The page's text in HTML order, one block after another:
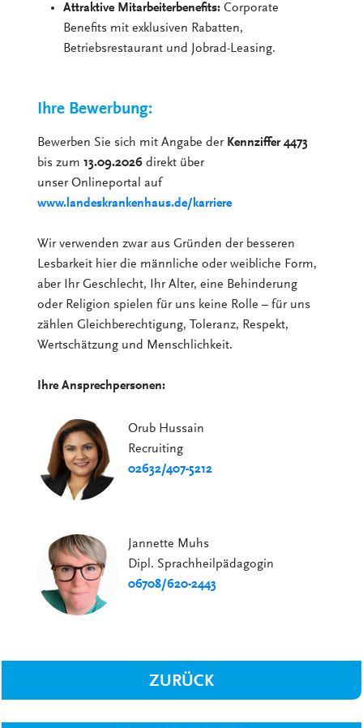
Attraktive Mitarbeiterbenefits: Corporate
Benefits mit exklusiven Rabatten,
Betriebsrestaurant und Jobrad-Leasing.
Ihre Bewerbung:
Bewerben Sie sich mit Angabe der Kennziffer 4473
bis zum13.09.2026 direkt über
unser Onlineportal auf
www.landeskrankenhaus.de/karriere
Wir verwenden zwar aus Gründen der besseren
Lesbarkeit hier die männliche oder weibliche Form,
aber Ihr Geschlecht, Ihr Alter, eine Behinderung
oder Religion spielen für uns keine Rolle – für uns
zählen Gleichberechtigung, Toleranz, Respekt,
Wertschätzung und Menschlichkeit.
Ihre Ansprechpersonen:
Orub Hussain
Recruiting
02632/407-5212
Jannette Muhs
Dipl. Sprachheilpädagogin
06708/620-2443
ZURÜCK